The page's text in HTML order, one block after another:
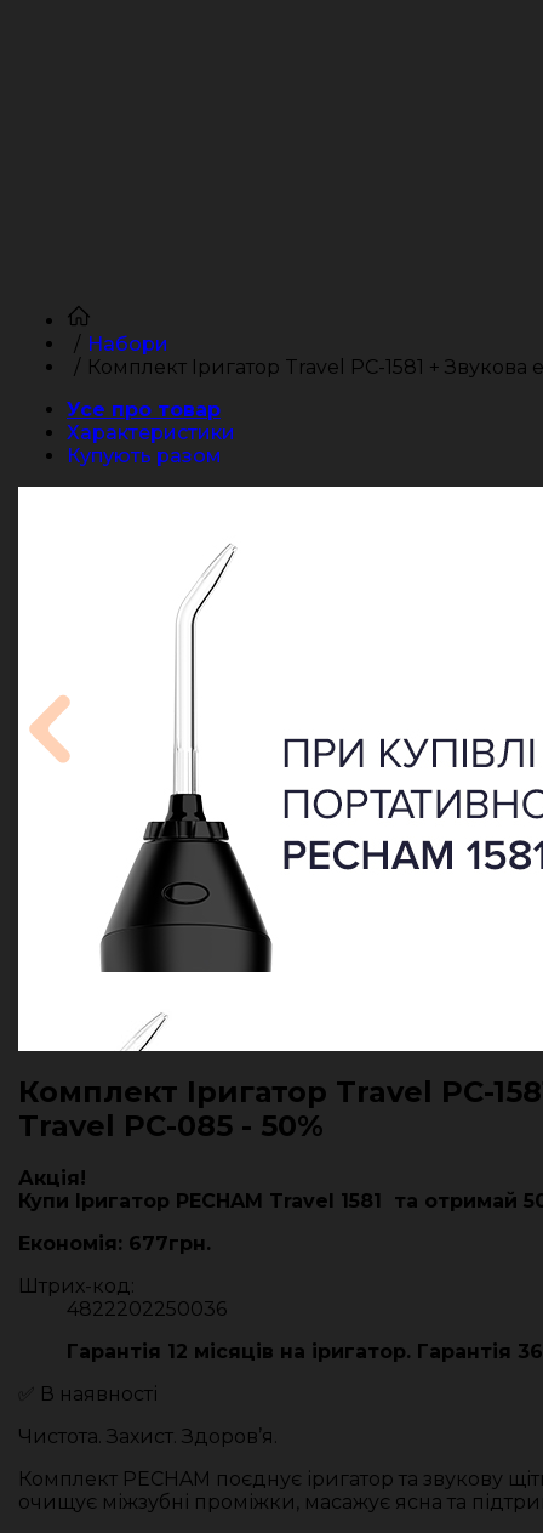
Набори
Комплект Іригатор Travel PC-1581 +
Усе про товар
Характеристики
Купують разом
Комплект Іригатор Travel PC-
Travel PC-085 - 50%
Акція!
Купи Іригатор PECHAM Travel 1581 та отримай
Економія: 677грн.
Штрих-код:
4822202250036
Гарантія 12 місяців на іригатор. Гарантія
✅ В наявності
Чистота. Захист. Здоров’я.
Комплект PECHAM поєднує іригатор та звукову
очищує міжзубні проміжки, масажує ясна та